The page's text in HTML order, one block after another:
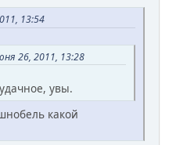
13:54
26, 2011, 13:28
увы.
какой